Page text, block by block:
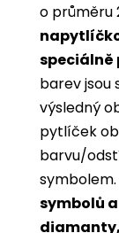
o průměru
speciálně
barev jsou
výsledný
pytlíček
barvu/
symbolem.
symbolů